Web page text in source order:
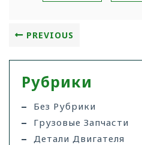
PREVIOUS
Рубрики
Без Рубрики
Грузовые Запчасти
Детали Двигателя